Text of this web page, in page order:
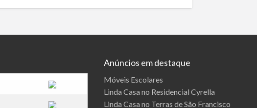
Anúncios em destaque
Móveis Escolares
Linda Casa no Residencial Cyrella
Linda Casa no Terras de São Francisco